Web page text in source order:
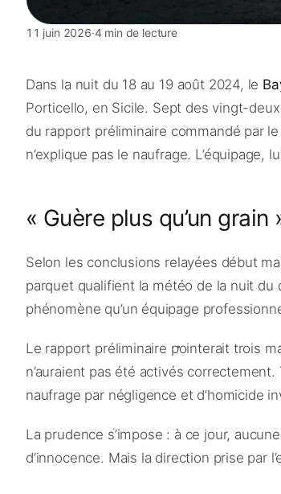
11 juin 2026·4 min de lecture
Dans la nuit du 18 au 19 août 2024, le
Porticello, en Sicile. Sept des vingt-
du rapport préliminaire commandé par
n’explique pas le naufrage. L’équipage,
« Guère plus qu’un
Selon les conclusions relayées début
parquet qualifient la météo de la nuit du
phénomène qu’un équipage
Le rapport préliminaire pointerait trois
n’auraient pas été activés
naufrage par négligence et d’homicide
La prudence s’impose : à ce jour,
d’innocence. Mais la direction prise par